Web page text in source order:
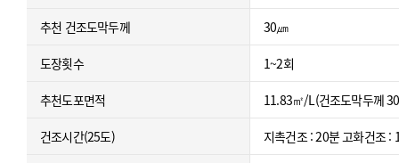
추천 건조도막두께 30㎛
도장횟수 1~2회
추천도포면적 11.83㎡/L(건조도막두께
건조시간(25도) 지촉건조 : 20분 고화건조 :